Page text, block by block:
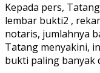
Kepada pers,
lembar bukti2 ,
notaris, jumlahnya
Tatang menyakini,
bukti paling banyak